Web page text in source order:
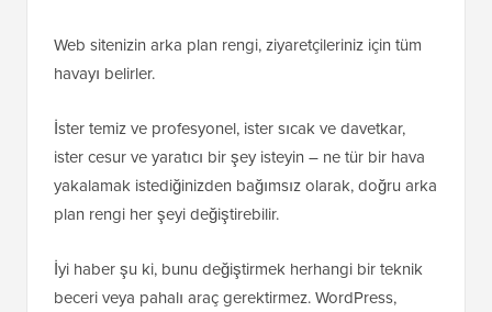
Web sitenizin arka plan rengi, ziyaretçileriniz için tüm
havayı belirler.
İster temiz ve profesyonel, ister sıcak ve davetkar,
ister cesur ve yaratıcı bir şey isteyin – ne tür bir hava
yakalamak istediğinizden bağımsız olarak, doğru arka
plan rengi her şeyi değiştirebilir.
İyi haber şu ki, bunu değiştirmek herhangi bir teknik
beceri veya pahalı araç gerektirmez. WordPress,